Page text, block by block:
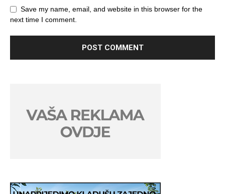
Save my name, email, and website in this browser for the
next time I comment.